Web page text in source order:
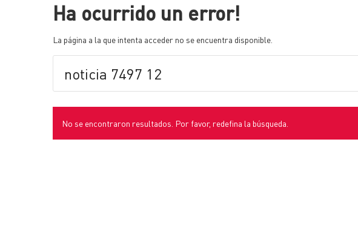
Ha ocurrido un error!
La página a la que intenta acceder no se encuentra disponible.
No se encontraron resultados. Por favor, redefina la búsqueda.